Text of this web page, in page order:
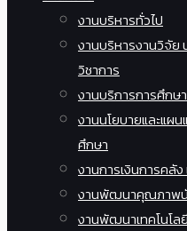
งานบริหารทั่วไป
งานบริหารงานวิจัย
วิชาการ
งานบริการการศึกษ
งานนโยบายและแผ
ศึกษา
งานการเงินการคลั
งานพัฒนาคุณภาพ
งานพัฒนาเทคโนโล